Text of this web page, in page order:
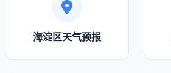
海淀区天气预报